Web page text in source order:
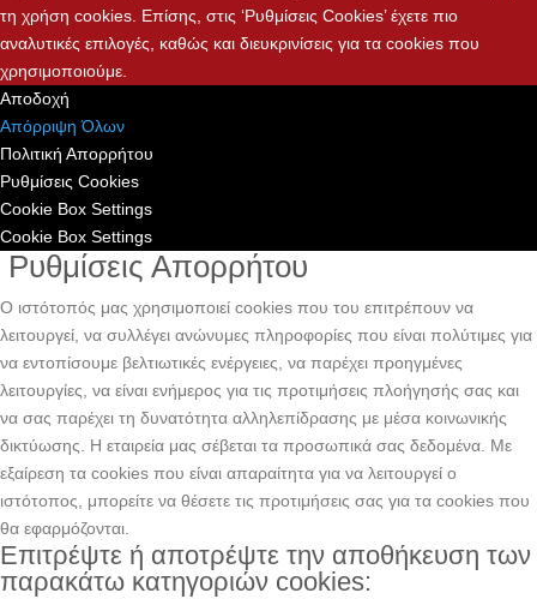
τη χρήση cookies. Επίσης, στις ‘Ρυθμίσεις Cookies’ έχετε πιο
αναλυτικές επιλογές, καθώς και διευκρινίσεις για τα cookies που
χρησιμοποιούμε.
Αποδοχή
Απόρριψη Όλων
Πολιτική Απορρήτου
Ρυθμίσεις Cookies
Cookie Box Settings
Cookie Box Settings
Ρυθμίσεις Απορρήτου
Ο ιστότοπός μας χρησιμοποιεί cookies που του επιτρέπουν να
λειτουργεί, να συλλέγει ανώνυμες πληροφορίες που είναι πολύτιμες για
να εντοπίσουμε βελτιωτικές ενέργειες, να παρέχει προηγμένες
λειτουργίες, να είναι ενήμερος για τις προτιμήσεις πλοήγησής σας και
να σας παρέχει τη δυνατότητα αλληλεπίδρασης με μέσα κοινωνικής
δικτύωσης. H εταιρεία μας σέβεται τα προσωπικά σας δεδομένα. Με
εξαίρεση τα cookies που είναι απαραίτητα για να λειτουργεί ο
ιστότοπος, μπορείτε να θέσετε τις προτιμήσεις σας για τα cookies που
θα εφαρμόζονται.
Επιτρέψτε ή αποτρέψτε την αποθήκευση των
παρακάτω κατηγοριών cookies: